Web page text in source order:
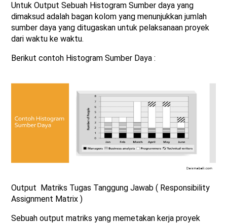
Untuk Output Sebuah Histogram Sumber daya yang
dimaksud adalah bagan kolom yang menunjukkan jumlah
sumber daya yang ditugaskan untuk pelaksanaan proyek
dari waktu ke waktu.
Berikut contoh Histogram Sumber Daya :
Output Matriks Tugas Tanggung Jawab ( Responsibility
Assignment Matrix )
Sebuah output matriks yang memetakan kerja proyek